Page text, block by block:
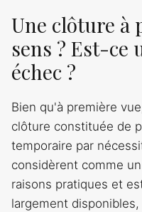
Une clôture à
sens ? Est-ce
échec ?
Bien qu'à première
clôture constituée de
temporaire par
considèrent comme
raisons pratiques et
largement